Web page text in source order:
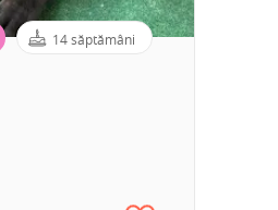
14 săptămâni